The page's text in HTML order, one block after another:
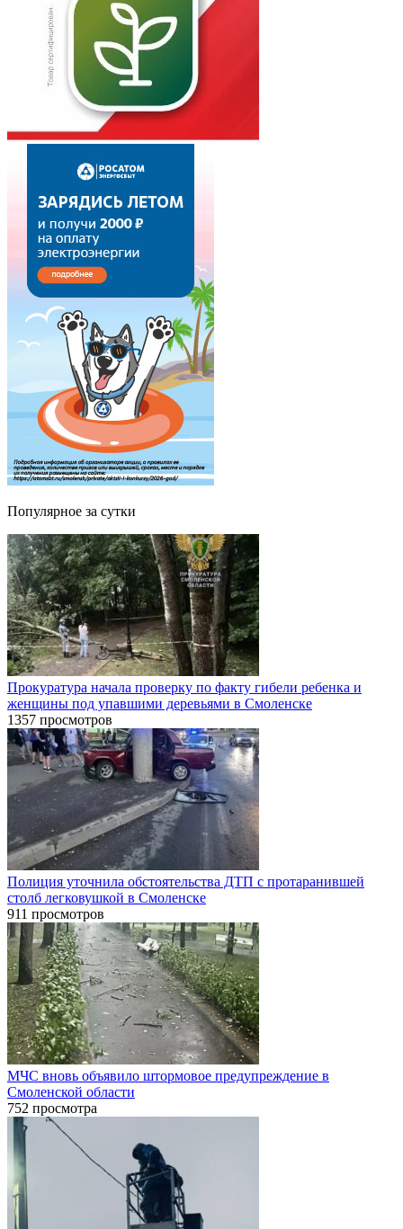
Популярное за сутки
Прокуратура начала проверку по факту гибели ребенка и
женщины под упавшими деревьями в Смоленске
1357 просмотров
Полиция уточнила обстоятельства ДТП с протаранившей
столб легковушкой в Смоленске
911 просмотров
МЧС вновь объявило штормовое предупреждение в
Смоленской области
752 просмотра